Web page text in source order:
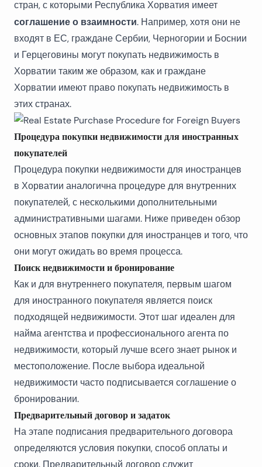
стран, с которыми Республика Хорватия имеет
соглашение о взаимности. Например, хотя они не
входят в ЕС, граждане Сербии, Черногории и Боснии
и Герцеговины могут покупать недвижимость в
Хорватии таким же образом, как и граждане
Хорватии имеют право покупать недвижимость в
этих странах.
Процедура покупки недвижимости для иностранных
покупателей
Процедура покупки недвижимости для иностранцев
в Хорватии аналогична процедуре для внутренних
покупателей, с несколькими дополнительными
административными шагами. Ниже приведен обзор
основных этапов покупки для иностранцев и того, что
они могут ожидать во время процесса.
Поиск недвижимости и бронирование
Как и для внутреннего покупателя, первым шагом
для иностранного покупателя является поиск
подходящей недвижимости. Этот шаг идеален для
найма агентства и профессионального агента по
недвижимости, который лучше всего знает рынок и
местоположение. После выбора идеальной
недвижимости часто подписывается соглашение о
бронировании.
Предварительный договор и задаток
На этапе подписания предварительного договора
определяются условия покупки, способ оплаты и
сроки. Предварительный договор служит